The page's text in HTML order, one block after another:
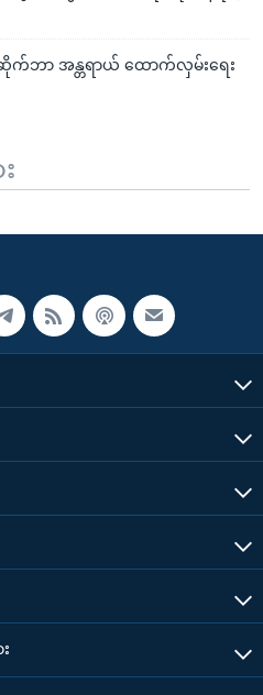
ဘာ အန္တရာယ် ထောက်လှမ်းရေး